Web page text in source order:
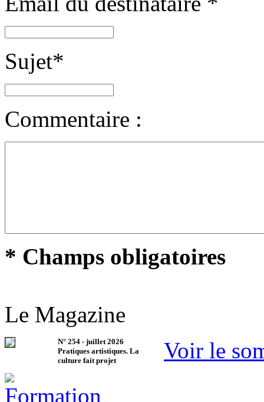
Sujet*
Commentaire :
* Champs obligatoires
Le Magazine
N° 254 - juillet 2026
Pratiques artistiques. La
culture fait projet
Voir le